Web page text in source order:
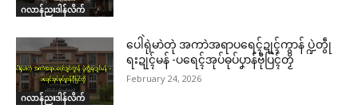
ဂလာန်ညးဒါန်လိက်
ဂလာန်ညးဒါန်လိက်
ပေါဲရုဲမာဲတုဲ အကာဲအရာပရေၚ်ဍုၚ်ကွာန် ပ္ဍဲတွဵု
ရးဍုၚ်မန် -ပရေၚ်အုပ်ဓုပ်ပၞာန်ဗီုပြၚ်တၟိ
February 24, 2026